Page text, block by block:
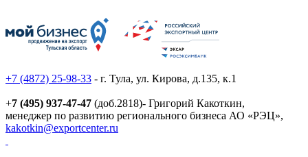
+7 (4872) 25-98-33 - г. Тула, ул. Кирова, д.135, к.1
+7 (495) 937-47-47 (доб.2818)- Григорий Какоткин,
менеджер по развитию регионального бизнеса АО «РЭЦ»,
kakotkin@exportcenter.ru